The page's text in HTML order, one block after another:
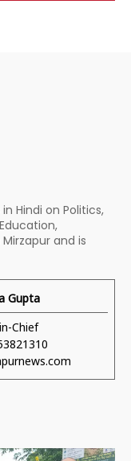
Hindi on Politics,
and is
Gupta
Chief